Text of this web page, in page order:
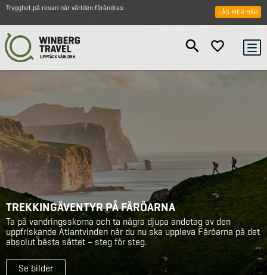
Trygghet på resan när världen förändras LÄS MER HÄR
TREKKINGÄVENTYR PÅ FÄRÖARNA
Ta på vandringsskorna och ta några djupa andetag av den
uppfriskande Atlantvinden när du nu ska uppleva Färöarna på det
absolut bästa sättet – steg för steg.
Se bilder